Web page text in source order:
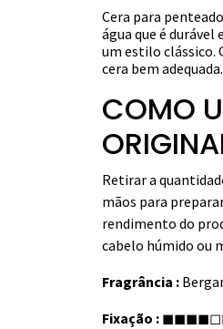
Cera para
água que é
um estilo clássico.
cera bem adequada.
COMO
Retirar a
mãos para
rendimento do
cabelo húmido ou
Fragrância :
Fixação :